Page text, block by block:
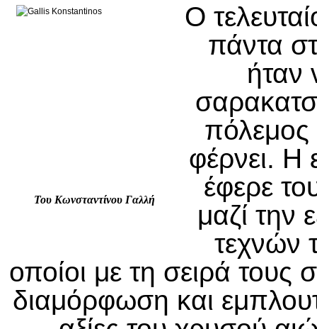
Του Κωνσταντίνου Γαλλή
Ο
πάντα
ήταν
πόλεμος
φέρνει. Η
έφερε
μαζί την
τεχνών
οποίοι με τη σειρά τους
διαμόρφωση και